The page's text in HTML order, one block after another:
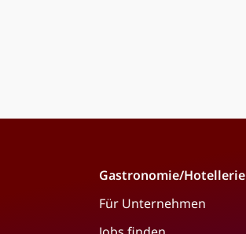
Gastronomie/Hotellerie
Für Unternehmen